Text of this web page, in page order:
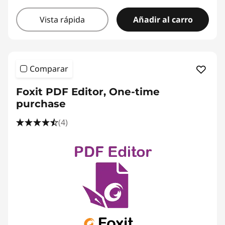
Vista rápida Añadir al carro
Comparar
Foxit PDF Editor, One-time
purchase
(4)